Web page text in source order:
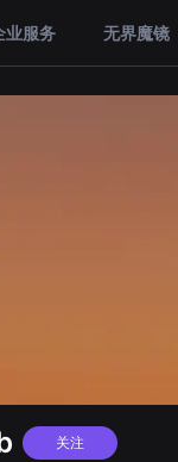
业服务 无界魔镜
关注